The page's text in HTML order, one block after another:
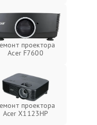
проектора
Acer F7600
проектора
Acer X1123HP